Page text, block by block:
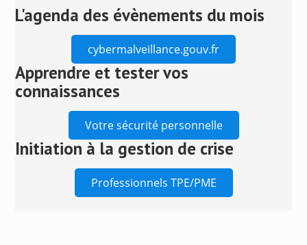
close
L'agenda des évènements du mois
cybermalveillance.gouv.fr
Apprendre et tester vos
connaissances
Votre sécurité personnelle
Initiation à la gestion de crise
Professionnels TPE/PME